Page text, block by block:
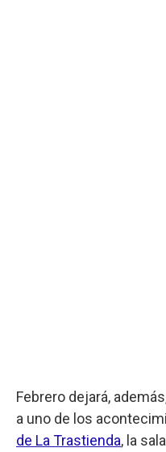
Febrero dejará,
a uno de los
de La Trastienda, la